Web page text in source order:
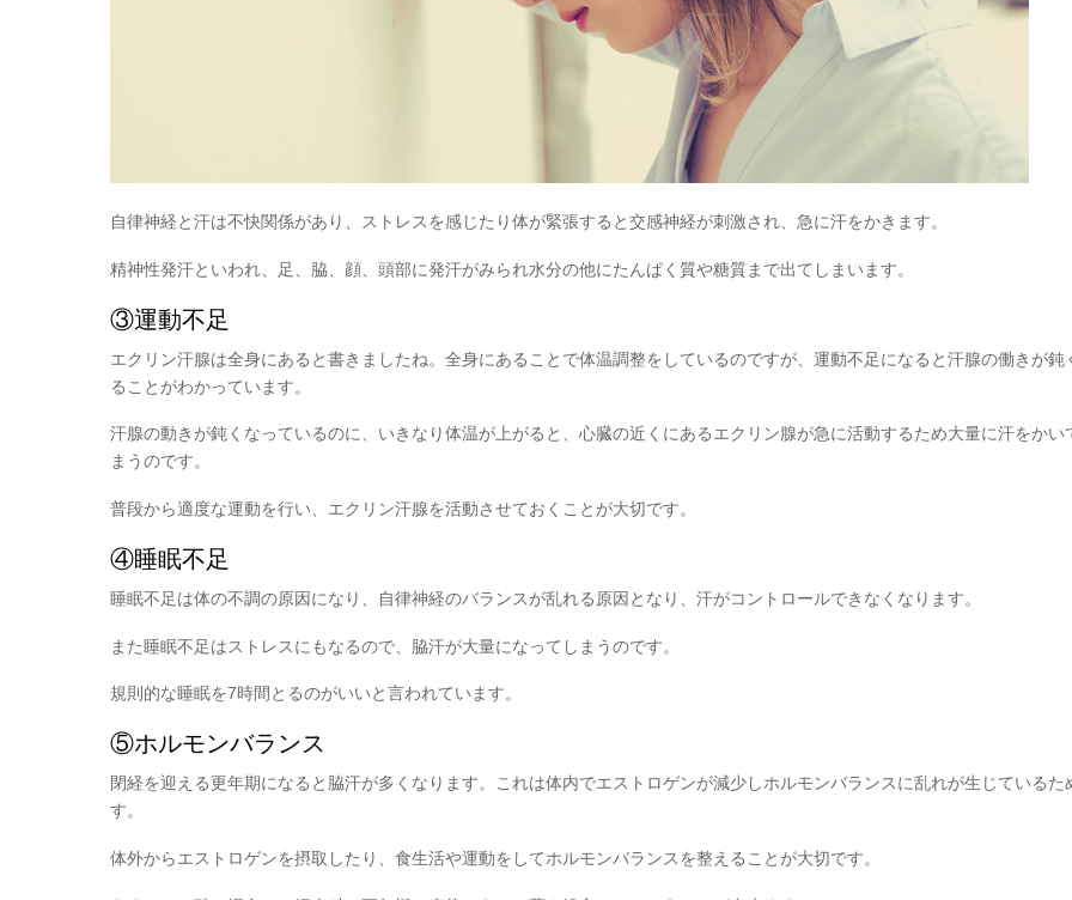
自律神経と汗は不快関係があり、ストレスを感じたり体が緊張すると交感神経が刺激され、急に汗をかきます。
精神性発汗といわれ、足、脇、顔、頭部に発汗がみられ水分の他にたんぱく質や糖質まで出てしまいます。
③運動不足
エクリン汗腺は全身にあると書きましたね。全身にあることで体温調整をしているのですが、運動不足になると汗腺の働きが鈍
ることがわかっています。
汗腺の動きが鈍くなっているのに、いきなり体温が上がると、心臓の近くにあるエクリン腺が急に活動するため大量に汗をかい
まうのです。
普段から適度な運動を行い、エクリン汗腺を活動させておくことが大切です。
④睡眠不足
睡眠不足は体の不調の原因になり、自律神経のバランスが乱れる原因となり、 汗がコントロールできなくなります。
また睡眠不足はストレスにもなるので、脇汗が大量になってしまうのです。
規則的な睡眠を7時間とるのがいいと言われています。
⑤ホルモンバランス
閉経を迎える更年期になると脇汗が多くなります。これは体内でエストロゲンが減少しホルモンバランスに乱れが生じているた
す。
体外からエストロゲンを摂取したり、食生活や運動をしてホルモンバランスを整えることが大切です。